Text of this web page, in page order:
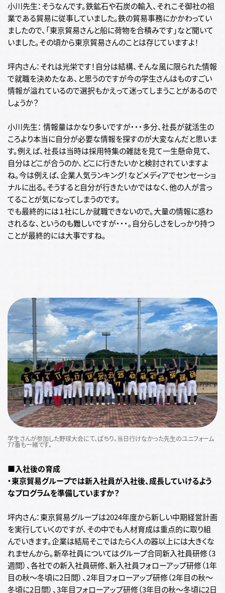
小川先生：そうなんです。鉄鉱石や石炭の輸入、それこそ御社の祖
業である貿易に従事していました。鉄の貿易事務にかかわってい
ましたので、「東京貿易さんと船に荷物を合積みです」など聞いて
いました。その頃から東京貿易さんのことは存じていますよ！
坪内さん：それは光栄です！自分は結構、そんな風に限られた情報
で就職を決めたなあ、と思うのですが今の学生さんはものすごい
情報が溢れているので選択もかえって迷ってしまうことがあるので
しょうか？
小川先生： 情報量はかなり多いですが・・・多分、社長が就活生の
ころより本当に自分が必要な情報を探すのが大変なんだと思いま
す。例えば、社長は当時は採用特集の雑誌を見て一生懸命見て、
自分はどこが合うのか、どこに行きたいかと検討されていますよ
ね。今は例えば、企業人気ランキング！などメディアでセンセーショ
ナルに出る。そうすると自分が行きたいかではなく、他の人が言っ
てることが気になってしまうのです。
でも最終的には１社にしか就職できないので。大量の情報に惑わ
されるな、というのも難しいですが・・・。自分らしさをしっかり持つ
ことが最終的には大事ですね。
学生さんが参加した野球大会にて、ぱちり。当日行けなかった先生のユニフォーム
77番も一緒です。
■入社後の育成
・東京貿易グループでは新入社員が入社後、成長していけるよう
なプログラムを準備していますか？
坪内さん：東京貿易グループは2024年度から新しい中期経営計画
を実行していくのですが、その中でも人材育成は重点的に取り組
んでいきます。企業は結局そこではたらく人の器以上には大きくな
れませんから。新卒社員についてはグループ合同新入社員研修（3
週間）、各社での新入社員研修、新入社員フォローアップ研修（1年
目の秋～冬頃に2日間）、2年目フォローアップ研修（2年目の秋～
冬頃に2日間）、3年目フォローアップ研修（3年目の秋～冬頃に2日